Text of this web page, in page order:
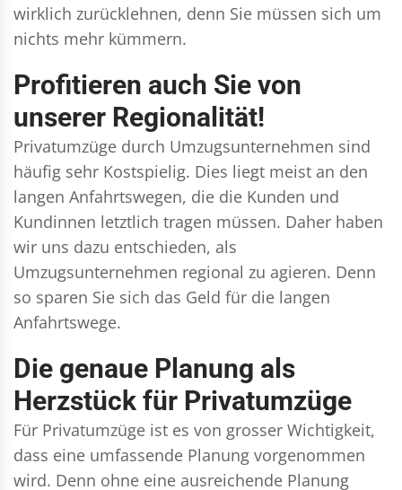
wirklich zurücklehnen, denn Sie müssen sich um
nichts mehr kümmern.
Profitieren auch Sie von
unserer Regionalität!
Privatumzüge durch Umzugsunternehmen sind
häufig sehr Kostspielig. Dies liegt meist an den
langen Anfahrtswegen, die die Kunden und
Kundinnen letztlich tragen müssen. Daher haben
wir uns dazu entschieden, als
Umzugsunternehmen regional zu agieren. Denn
so sparen Sie sich das Geld für die langen
Anfahrtswege.
Die genaue Planung als
Herzstück für Privatumzüge
Für Privatumzüge ist es von grosser Wichtigkeit,
dass eine umfassende Planung vorgenommen
wird. Denn ohne eine ausreichende Planung